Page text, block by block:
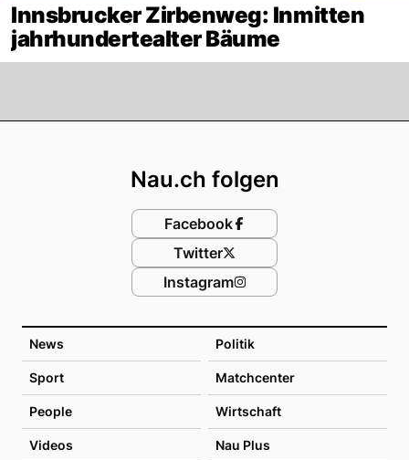
Innsbrucker Zirbenweg: Inmitten
jahrhundertealter Bäume
News Politik
Sport Matchcenter
People Wirtschaft
Videos Nau Plus
Nau.ch folgen
Facebook
Twitter
Instagram